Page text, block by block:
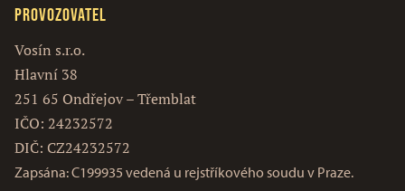
Provozovatel
Vosín s.r.o.
Hlavní 38
251 65 Ondřejov – Třemblat
IČO: 24232572
DIČ: CZ24232572
Zapsána: C199935 vedená u rejstříkového soudu v Praze.